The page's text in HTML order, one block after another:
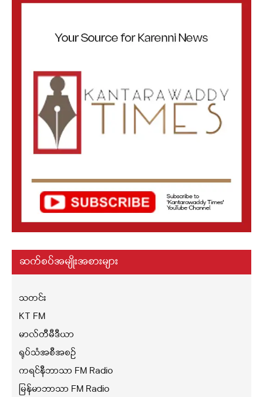
ဆက်စပ်အမျိုးအစားများ
သတင်း
KT FM
မာလ်တီမီဒီယာ
ရုပ်သံအစီအစဉ်
ကရင်နီဘာသာ FM Radio
မြန်မာဘာသာ FM Radio